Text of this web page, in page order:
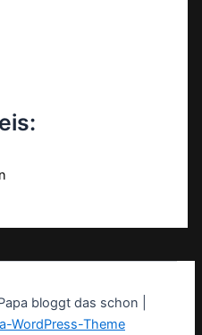
bloggt das schon |
WordPress-Theme